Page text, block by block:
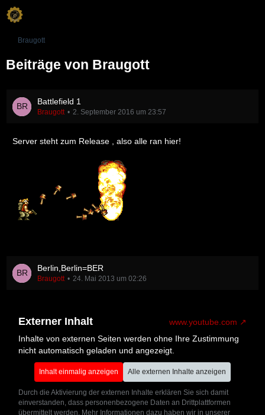
Braugott
Beiträge von Braugott
Battlefield 1
Braugott 2. September 2016 um 23:57
Server steht zum Release , also alle ran hier!
Berlin,Berlin=BER
Braugott 24. Mai 2013 um 02:26
Externer Inhalt
www.youtube.com
Inhalte von externen Seiten werden ohne Ihre Zustimmung
nicht automatisch geladen und angezeigt.
Inhalt einmalig anzeigen Alle externen Inhalte anzeigen
Durch die Aktivierung der externen Inhalte erklären Sie sich damit
einverstanden, dass personenbezogene Daten an Drittplattformen
übermittelt werden. Mehr Informationen dazu haben wir in unserer